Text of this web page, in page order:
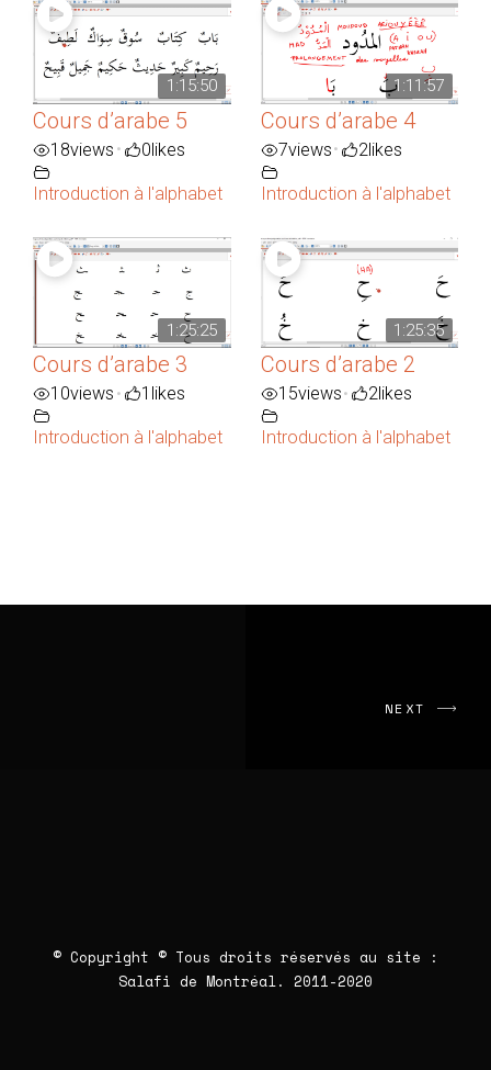
1:15:50
Cours d’arabe 5
18views • 0likes
Introduction à l'alphabet
1:11:57
Cours d’arabe 4
7views• 2likes
Introduction à l'alphabet
1:25:25
Cours d’arabe 3
10views • 1 likes
Introduction à l'alphabet
1:25:35
Cours d’arabe 2
15views• 2 likes
Introduction à l'alphabet
NEXT
© Copyright © Tous droits réservés au site :
Salafi de Montréal. 2011-2020